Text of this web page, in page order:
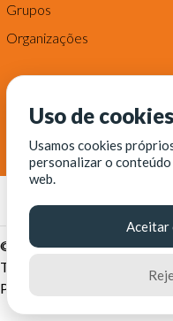
Grupos
Organizações
© Fortaleza Digital ||
Tecnologia e Inovação de
Praia de Iracema - Fortaleza-
Uso de cookies
Usamos cookies
personalizar o
web.
Aceitar